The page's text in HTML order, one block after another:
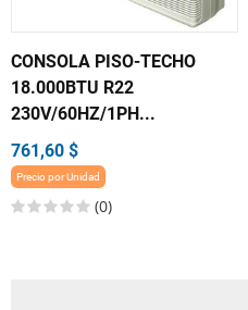
CONSOLA PISO-TECHO
18.000BTU R22
230V/60HZ/1PH...
761,60 $
Precio por Unidad
(0)